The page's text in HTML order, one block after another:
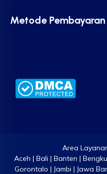
Metode Pembayaran
Area
Aceh | Bali | Banten |
Gorontalo | Jambi | Jawa